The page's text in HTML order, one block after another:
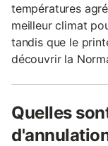
températures
meilleur climat
tandis que le
découvrir la
Quelles